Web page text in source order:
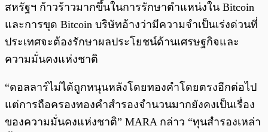
สหรัฐฯ ก้าวร้าวมากขึ้นในการรักษาตำแหน่งใน Bitcoin
และการขุด Bitcoin บริษัทอ้างว่ามีความจำเป็นเร่งด่วนที่
ประเทศจะต้องรักษาผลประโยชน์ด้านเศรษฐกิจและ
ความมั่นคงแห่งชาติ
“ดอลลาร์ไม่ได้ถูกหนุนหลังโดยทองคำโดยตรงอีกต่อไป
แต่การถือครองทองคำสำรองจำนวนมากยังคงเป็นเรื่อง
ของความมั่นคงแห่งชาติ” MARA กล่าว “ทุนสำรองเหล่า